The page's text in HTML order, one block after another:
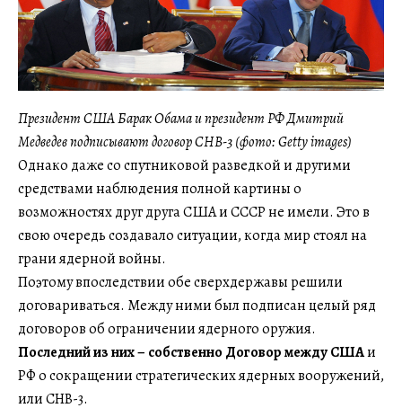
Президент США Барак Обама и президент РФ Дмитрий
Медведев подписывают договор СНВ-3 (фото: Getty images)
Однако даже со спутниковой разведкой и другими
средствами наблюдения полной картины о
возможностях друг друга США и СССР не имели. Это в
свою очередь создавало ситуации, когда мир стоял на
грани ядерной войны.
Поэтому впоследствии обе сверхдержавы решили
договариваться. Между ними был подписан целый ряд
договоров об ограничении ядерного оружия.
Последний из них – собственно Договор между СШАи
РФ о сокращении стратегических ядерных вооружений,
или СНВ-3.